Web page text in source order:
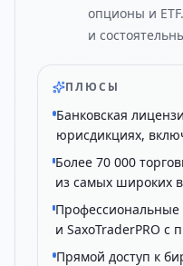
опционы и
и
ПЛЮСЫ
Банковская
юрисдикциях,
Более 70 000
из самых широких
Профессиональные
и SaxoTraderPRO с
Прямой доступ к